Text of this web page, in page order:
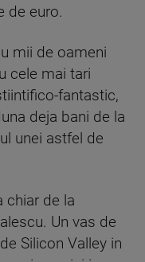
de euro.
mii de oameni
cele mai tari
fantastic,
deja bani de la
unei astfel de
chiar de la
Un vas de
Silicon Valley in